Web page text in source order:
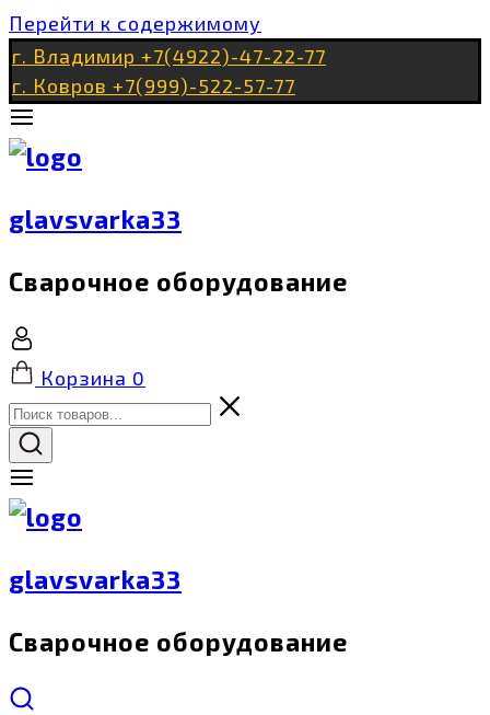
Перейти к содержимому
г. Владимир +7(4922)-47-22-77
г. Ковров +7(999)-522-57-77
glavsvarka33
Сварочное оборудование
Корзина 0
glavsvarka33
Сварочное оборудование